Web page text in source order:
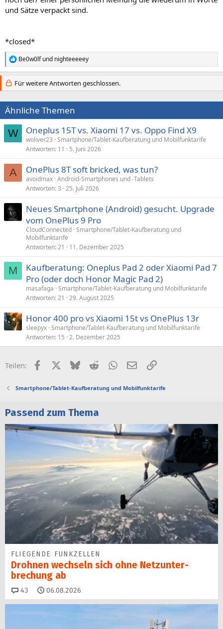
und Sätze verpackt sind.
*closed*
R
e
a
k
t
i
o
n
e
n
:
Be0w0lfund nighteeeeey
Für weitere Antworten geschlossen.
Ähnliche Themen
W Oneplus 15T vs. Xiaomi 17 vs. Oppo Find X9
woliver23 Smartphone/Tablet-Kaufberatung und Mobilfunktarife
Antworten 11 5. Juni 2026
A OnePlus 8T soft bricked, was tun?
avoidmax Android-Smartphones und -Tablets
Antworten 3 25. Juli 2026
Neues Smartphone (Android) gesucht. Upgrade
vom OnePlus 9 Pro
CloudConnected Smartphone/Tablet-Kaufberatung und
Mobilfunktarife
Antworten 21 11. Dezember 2025
M
Kaufberatung: Oneplus Pad 2 oder Xiaomi Pad 7
Pro (oder doch Honor Magic Pad 2)
masafaga Smartphone/Tablet-Kaufberatung und Mobilfunktarife
Antworten 21 29. August 2025
Honor 400 pro vs Xiaomi 15t vs OnePlus 13r
sleepyx Smartphone/Tablet-Kaufberatung und Mobilfunktarife
Antworten 15 2. Dezember 2025
Teilen: FacebookX (Twitter)
BlueskyRedditWhatsApp
E-MailLink
Smartphone/Tablet-Kaufberatung und Mobilfunktarife
Passend zum Thema
FLIEGENDE FUNKZELLEN
Drohnen wechseln sich ohne Netz­unter­
brechung ab
43 Kommentare
06.08.2026